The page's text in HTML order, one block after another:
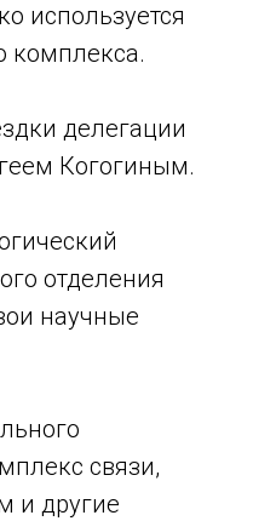
используется
комплекса.
делегации
Когогиным.
отделения
научные
связи,
и другие